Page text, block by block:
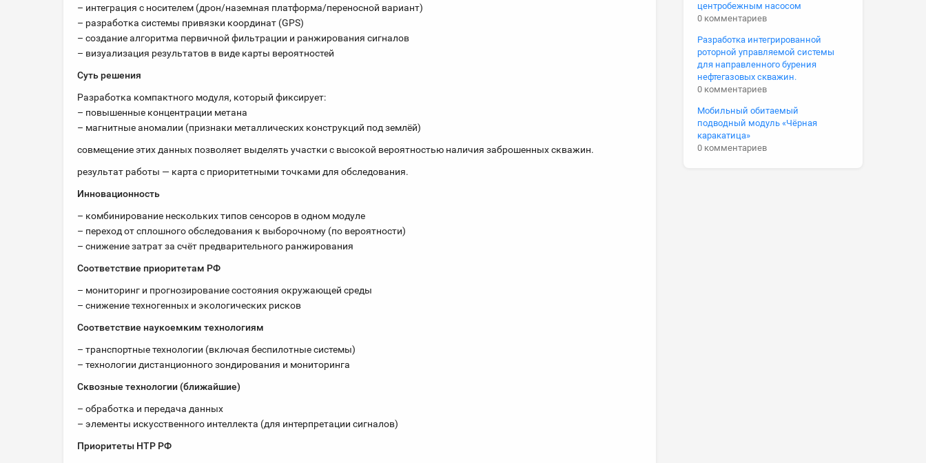
– интеграция с носителем (дрон/наземная платформа/переносной вариант)
– разработка системы привязки координат (GPS)
– создание алгоритма первичной фильтрации и ранжирования сигналов
– визуализация результатов в виде карты вероятностей
Суть решения
Разработка компактного модуля, который фиксирует:
– повышенные концентрации метана
– магнитные аномалии (признаки металлических конструкций под землёй)
совмещение этих данных позволяет выделять участки с высокой вероятностью наличия заброшенных скважин.
результат работы — карта с приоритетными точками для обследования.
Инновационность
– комбинирование нескольких типов сенсоров в одном модуле
– переход от сплошного обследования к выборочному (по вероятности)
– снижение затрат за счёт предварительного ранжирования
Соответствие приоритетам РФ
– мониторинг и прогнозирование состояния окружающей среды
– снижение техногенных и экологических рисков
Соответствие наукоемким технологиям
– транспортные технологии (включая беспилотные системы)
– технологии дистанционного зондирования и мониторинга
Сквозные технологии (ближайшие)
– обработка и передача данных
– элементы искусственного интеллекта (для интерпретации сигналов)
Приоритеты НТР РФ
центробежным насосом
0 комментариев
Разработка интегрированной
роторной управляемой системы
для направленного бурения
нефтегазовых скважин.
0 комментариев
Мобильный обитаемый
подводный модуль «Чёрная
каракатица»
0 комментариев